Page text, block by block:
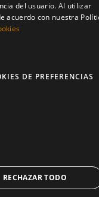
Built byinmoba
ENGLISH
del usuario. Al utilizar
acuerdo con nuestra
DE PREFERENCIAS
RECHAZAR TODO